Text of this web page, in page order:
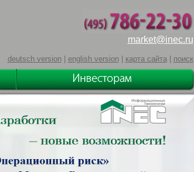
market@inec.ru
deutsch version| english version| карта сайта| поиск